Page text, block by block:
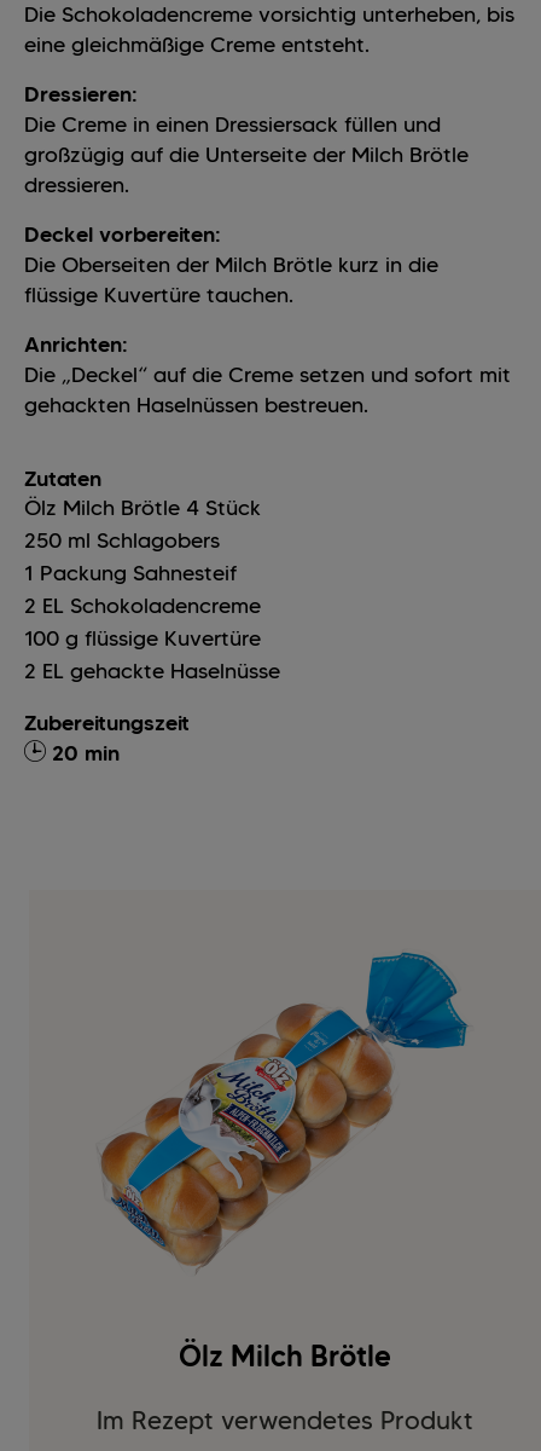
Die Schokoladencreme vorsichtig unterheben, bis
eine gleichmäßige Creme entsteht.
Dressieren:
Die Creme in einen Dressiersack füllen und
großzügig auf die Unterseite der Milch Brötle
dressieren.
Deckel vorbereiten:
Die Oberseiten der Milch Brötle kurz in die
flüssige Kuvertüre tauchen.
Anrichten:
Die „Deckel“ auf die Creme setzen und sofort mit
gehackten Haselnüssen bestreuen.
Zutaten
Ölz Milch Brötle 4 Stück
250 ml Schlagobers
1 Packung Sahnesteif
2 EL Schokoladencreme
100 g flüssige Kuvertüre
2 EL gehackte Haselnüsse
Zubereitungszeit
20 min
Ölz Milch Brötle
Im Rezept verwendetes Produkt